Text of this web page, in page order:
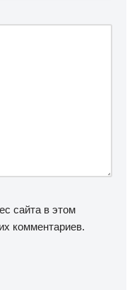
сайта в этом
комментариев.